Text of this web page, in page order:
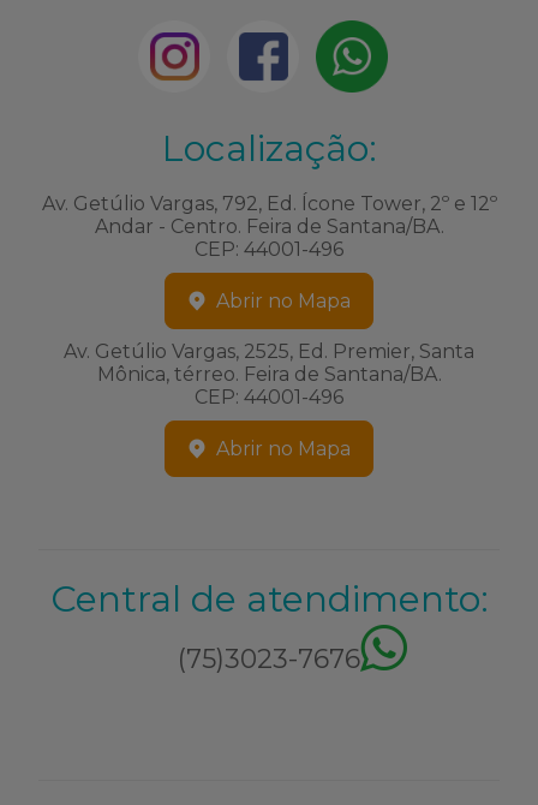
Localização:
Av. Getúlio Vargas, 792, Ed. Ícone Tower, 2º e 12º
Andar - Centro. Feira de Santana/BA.
CEP: 44001-496
Abrir no Mapa
Av. Getúlio Vargas, 2525, Ed. Premier, Santa
Mônica, térreo. Feira de Santana/BA.
CEP: 44001-496
Abrir no Mapa
Central de atendimento:
(75)3023-7676